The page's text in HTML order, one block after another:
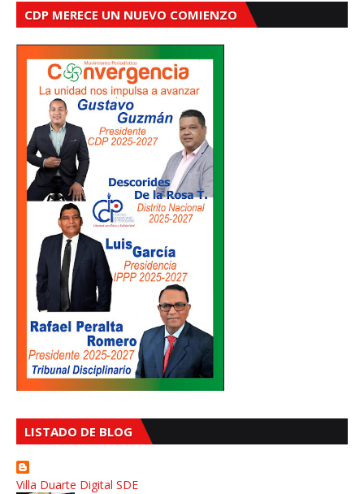
CDP MERECE UN NUEVO COMIENZO
LISTADO DE BLOG
Villa Duarte Digital SDE